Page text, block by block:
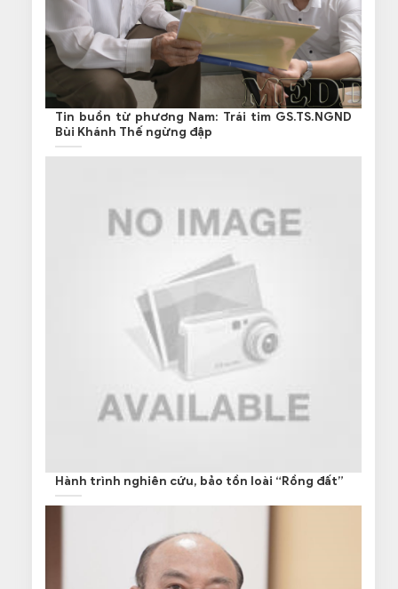
Tin buồn từ phương Nam: Trái tim GS.TS.NGND
Bùi Khánh Thế ngừng đập
Hành trình nghiên cứu, bảo tồn loài “Rồng đất”